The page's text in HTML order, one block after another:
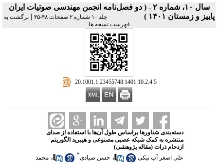
سال ۱۰، شماره ۲ - ( دو فصل‌نامه انجمن مهندسی صوتیات ايران
پاییز و زمستان ۱۴۰۱ )
جلد ۱۰ شماره ۲ صفحات ۴۸-۳۵ |برگشت به
فهرست نسخه ها
‎ 20.1001.1.23455748.1401.10.2.4.5
دسته‌بندی شناورها براساس طول آن‌ها با استفاده از صدای
منتشره به کمک شبکه عصبی مصنوعی و هیبرید الگوریتم
ازدحام ذرات (مقاله پژوهشی)
علی اصغر آب نیکی
، حسن صیادی* ، محمد